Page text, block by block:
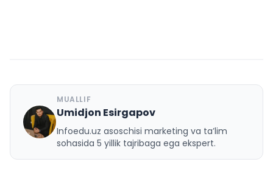
U
MUALLIF
Umidjon Esirgapov
Infoedu.uz asoschisi marketing va ta’lim
sohasida 5 yillik tajribaga ega ekspert.